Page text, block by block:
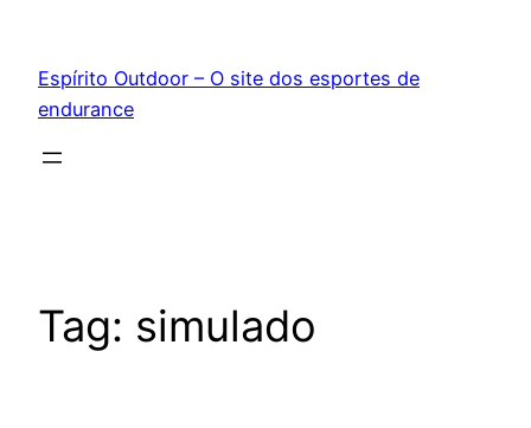
conteúdo
Espírito Outdoor – O site dos esportes de
endurance
Tag: simulado